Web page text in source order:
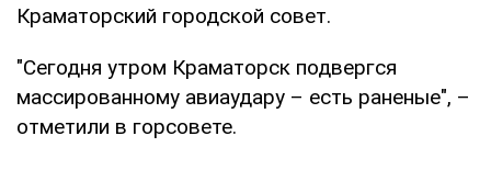
Краматорский городской совет.
"Сегодня утром Краматорск подвергся
массированному авиаудару – есть раненые", –
отметили в горсовете.